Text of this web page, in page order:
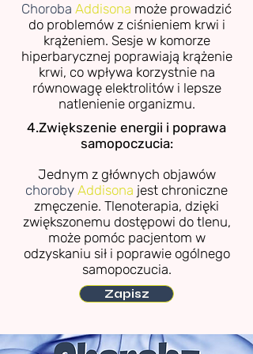
Choroba Addisona może prowadzić
do problemów z ciśnieniem krwi i
krążeniem. Sesje w komorze
hiperbarycznej poprawiają krążenie
krwi, co wpływa korzystnie na
równowagę elektrolitów i lepsze
natlenienie organizmu.
4.Zwiększenie energii i poprawa
samopoczucia:
Jednym z głównych objawów
choroby Addisona jest chroniczne
zmęczenie. Tlenoterapia, dzięki
zwiększonemu dostępowi do tlenu,
może pomóc pacjentom w
odzyskaniu sił i poprawie ogólnego
samopoczucia.
Zapisz